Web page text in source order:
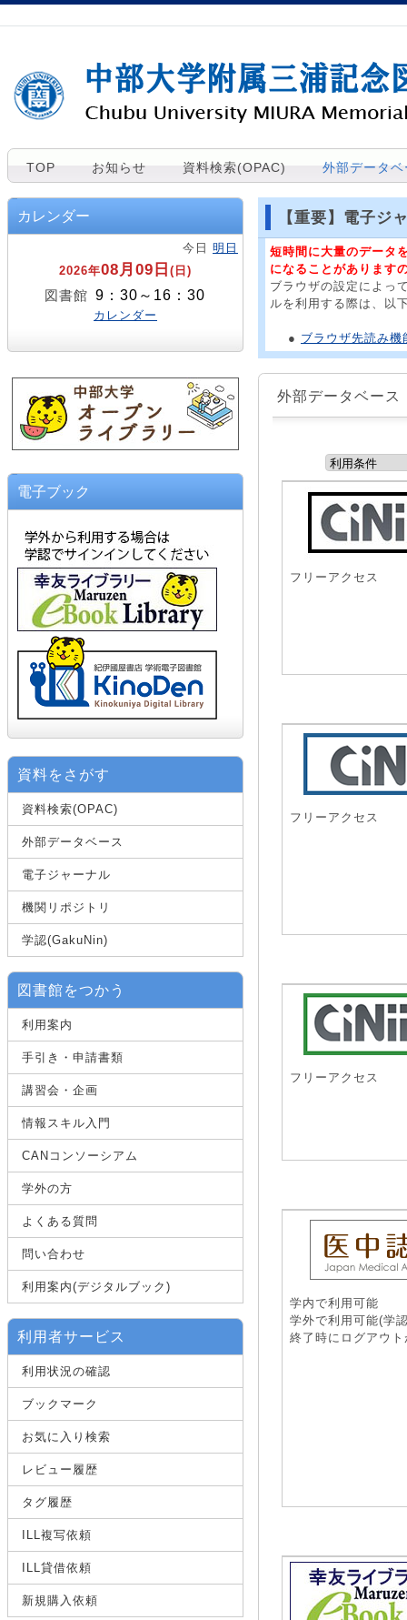
TOP お知らせ 資料検索(OPAC) 外部データベ
カレンダー
今日 明日
2026年08月09日 (日)
図書館 9：30～16：30
カレンダー
電子ブック
資料をさがす
資料検索(OPAC)
外部データベース
電子ジャーナル
機関リポジトリ
学認(GakuNin)
図書館をつかう
利用案内
手引き・申請書類
講習会・企画
情報スキル入門
CANコンソーシアム
学外の方
よくある質問
問い合わせ
利用案内(デジタルブック)
利用者サービス
利用状況の確認
ブックマーク
お気に入り検索
レビュー履歴
タグ履歴
ILL複写依頼
ILL貸借依頼
新規購入依頼
【重要】電子ジ
短時間に大量のデータ
になることがあります
ブラウザの設定によっ
ルを利用する際は、以
● ブラウザ先読み
外部データベース
フリーアクセス
フリーアクセス
フリーアクセス
学内で利用可能
学外で利用可能(学
終了時にログアウ